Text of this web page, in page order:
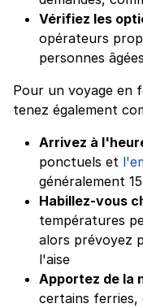
Vérifiez les
opérateurs
personnes
Pour un voyage en
tenez également
Arrivez à
ponctuels et
généralement
Habillez-vous
températures
alors prévoyez
l'aise
Apportez de la
certains ferries,